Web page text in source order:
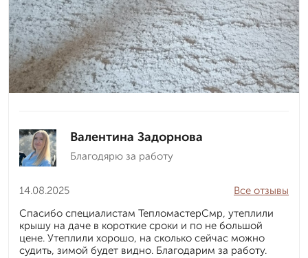
Валентина Задорнова
Благодярю за работу
14.08.2025
Все отзывы
Спасибо специалистам ТепломастерСмр, утеплили
крышу на даче в короткие сроки и по не большой
цене. Утеплили хорошо, на сколько сейчас можно
судить, зимой будет видно. Благодарим за работу.